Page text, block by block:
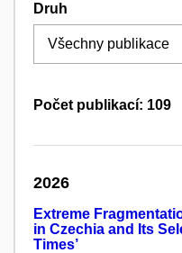
Druh
Počet publikací: 109
2026
Extreme
in Czechia and Its
Times’